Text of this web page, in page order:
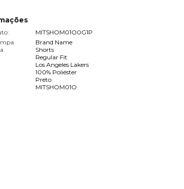
MITSHOM01O0G1P
Brand Name
Shorts
Regular Fit
Los Angeles Lakers
100% Poliéster
Preto
MITSHOM01O